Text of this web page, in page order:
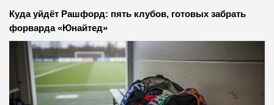
Куда уйдёт Рашфорд: пять клубов, готовых забрать
форварда «Юнайтед»